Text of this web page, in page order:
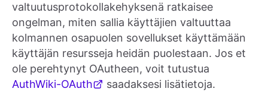
valtuutusprotokollakehyksenä ratkaisee
ongelman, miten sallia käyttäjien valtuuttaa
kolmannen osapuolen sovellukset käyttämään
käyttäjän resursseja heidän puolestaan. Jos et
ole perehtynyt OAutheen, voit tutustua
AuthWiki-OAuth
saadaksesi lisätietoja.